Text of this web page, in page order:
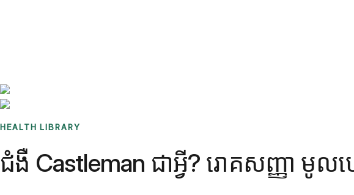
HEALTH LIBRARY
ជំងឺ Castleman ជាអ្វី? រោគសញ្ញា មូល